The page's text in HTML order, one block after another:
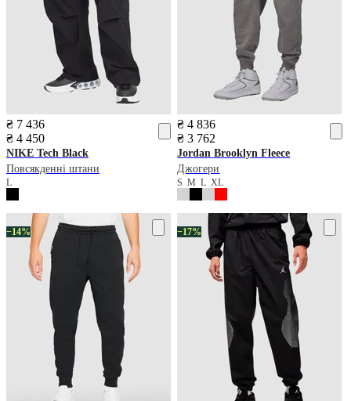
₴ 7 436
₴ 4 450
NIKE Tech Black
Повсякденні штани
L
₴ 4 836
₴ 3 762
Jordan Brooklyn Fleece
Джогери
SMLXL
−14% −17%